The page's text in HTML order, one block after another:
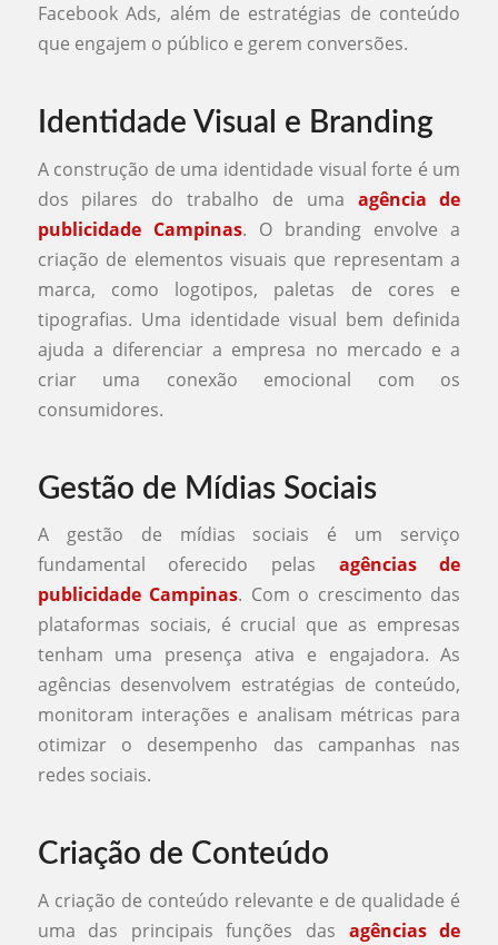
Facebook Ads, além de estratégias de conteúdo
que engajem o público e gerem conversões.
Identidade Visual e Branding
A construção de uma identidade visual forte é um
dos pilares do trabalho de uma agência de
publicidade Campinas. O branding envolve a
criação de elementos visuais que representam a
marca, como logotipos, paletas de cores e
tipografias. Uma identidade visual bem definida
ajuda a diferenciar a empresa no mercado e a
criar uma conexão emocional com os
consumidores.
Gestão de Mídias Sociais
A gestão de mídias sociais é um serviço
fundamental oferecido pelas agências de
publicidade Campinas. Com o crescimento das
plataformas sociais, é crucial que as empresas
tenham uma presença ativa e engajadora. As
agências desenvolvem estratégias de conteúdo,
monitoram interações e analisam métricas para
otimizar o desempenho das campanhas nas
redes sociais.
Criação de Conteúdo
A criação de conteúdo relevante e de qualidade é
uma das principais funções das agências de